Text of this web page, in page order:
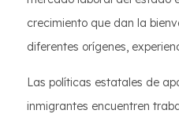
crecimiento que dan la
diferentes orígenes,
Las políticas estatales de
inmigrantes encuentren